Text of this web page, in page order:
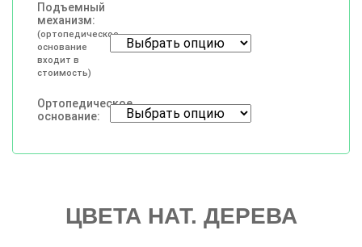
Подъемный
механизм:
(ортопедическое
основание
входит в
стоимость)
Ортопедическое
основание:
ЦВЕТА НАТ. ДЕРЕВА